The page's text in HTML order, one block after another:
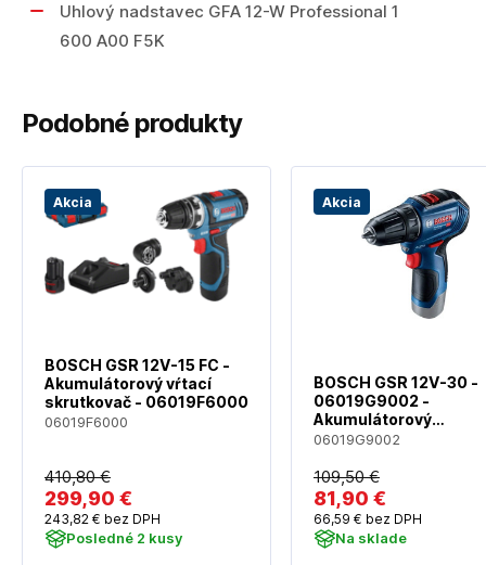
Uhlový nadstavec GFA 12-W Professional 1
600 A00 F5K
Podobné produkty
Akcia
BOSCH GSR 12V-15 FC -
Akumulátorový vŕtací
skrutkovač - 06019F6000
06019F6000
410,80 €
299,90 €
243,82 € bez DPH
Posledné 2 kusy
Akcia
BOSCH GSR 12V-30 -
06019G9002 -
Akumulátorový
bezuhlíkový vŕtací
akumulátora a
06019G9002
109,50 €
81,90 €
66,59 € bez DPH
Na sklade